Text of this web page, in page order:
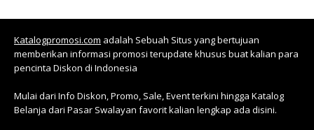
Katalogpromosi.com adalah Sebuah Situs yang bertujuan
memberikan informasi promosi terupdate khusus buat kalian para
pencinta Diskon di Indonesia
Mulai dari Info Diskon, Promo, Sale, Event terkini hingga Katalog
Belanja dari Pasar Swalayan favorit kalian lengkap ada disini.